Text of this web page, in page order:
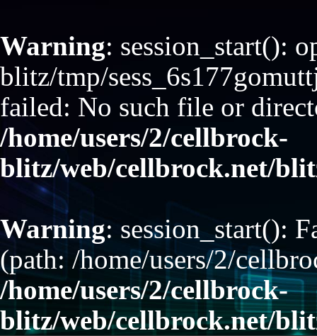
Warning: session_start():
blitz/tmp/
failed: No such file or
/home/users/2/cellbrock-
blitz/web/cellbrock.net/
Warning: session_start():
(path: /home/users/2/
/home/users/2/cellbrock-
blitz/web/cellbrock.net/